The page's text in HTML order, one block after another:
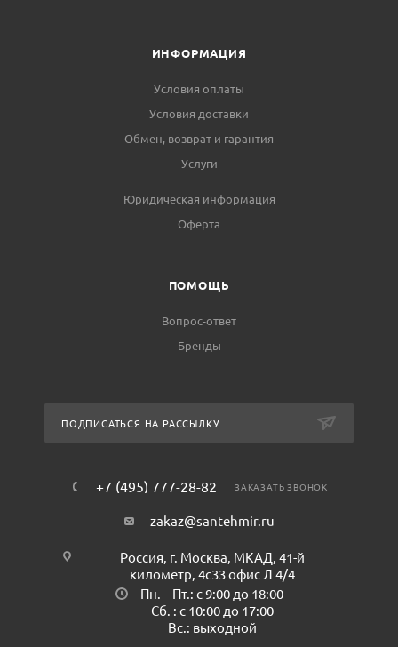
ИНФОРМАЦИЯ
Условия оплаты
Условия доставки
Обмен, возврат и гарантия
Услуги
Юридическая информация
Оферта
ПОМОЩЬ
Вопрос-ответ
Бренды
ПОДПИСАТЬСЯ НА РАССЫЛКУ
+7 (495) 777-28-82 ЗАКАЗАТЬ ЗВОНОК
zakaz@santehmir.ru
Россия, г. Москва, МКАД, 41-й
километр, 4с33 офис Л 4/4
Пн. – Пт.: с 9:00 до 18:00
Сб. : с 10:00 до 17:00
Вс.: выходной